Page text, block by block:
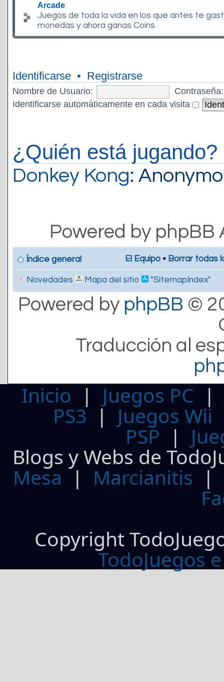
Arcade
Juegos de toda la vida en los que antes te
monedas y ahora ganas Coins
Identificarse • Registrarse
Nombre de Usuario:
Contraseña:
Identificarse automáticamente en cada visita
¿Quién está jugando?
Donkey Kong:
Powered by
Índice general El Equipo • Borrar todas
Novedades Mapa del sitio "SitemapIndex"
Powered by phpBB ©
Traducción al
Inicio | Juegos PC
PS3| Juegos Wii
PSP |
Blogs y Webs de
Mesa | Marcianitis |
Copyright
TodoJuegos